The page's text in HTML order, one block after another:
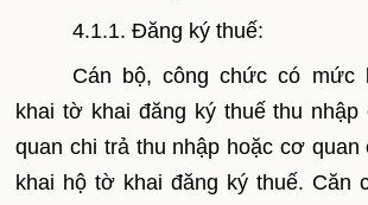
4.1.1. Đăng ký thuế:
Cán bộ, công chức có mức
khai tờ khai đăng ký thuế thu
quan chi trả thu nhập hoặc cơ quan
khai hộ tờ khai đăng ký thuế. Căn